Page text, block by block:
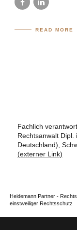
READ MORE
Fachlich
Rechtsanwalt
Deutschland),
(externer Link)
Heidemann Partner -
einstweiliger Rechtsschutz